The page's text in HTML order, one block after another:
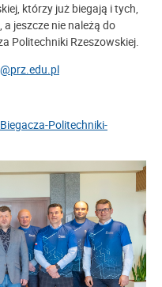
którzy już biegają i tych,
jeszcze nie należą do
Politechniki Rzeszowskiej.
Politechniki-